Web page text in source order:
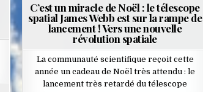
C’est un miracle de Noël : le télescope
spatial James Webb est sur la rampe de
lancement ! Vers une nouvelle
révolution spatiale
La communauté scientifique reçoit cette
année un cadeau de Noël très attendu : le
lancement très retardé du télescope